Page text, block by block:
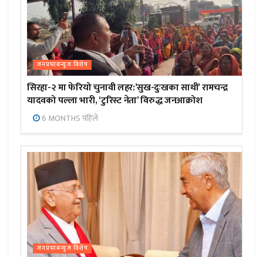
जनप्रभाबन्युज विशेष
सिरहा-२ मा फेरियो चुनावी लहर:’सुख-दुःखका साथी’ रामचन्द्र
यादवको पल्ला भारी, ‘टुरिस्ट नेता’ विरुद्ध जनआक्रोश
6 MONTHS पहिले
जनप्रभाबन्युज विशेष